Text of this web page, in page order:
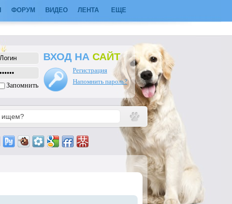
ФОРУМ ВИДЕО ЛЕНТА ЕЩЕ
Запомнить
ВХОД НА САЙТ
Регистрация
Напомнить пароль?